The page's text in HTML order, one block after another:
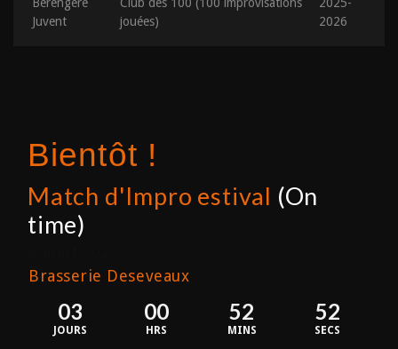
Juvent
jouées)
2026
Bientôt !
Match d'Impro estival (On
time)
Brasserie Deseveaux
03
JOURS
00
HRS
52
MINS
52
SECS